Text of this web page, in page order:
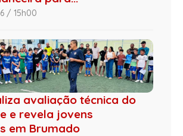
/ 15h00
avaliação técnica do
e revela jovens
em Brumado